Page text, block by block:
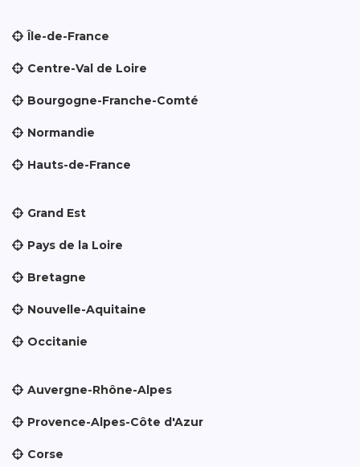
Île-de-France
Centre-Val de Loire
Bourgogne-Franche-Comté
Normandie
Hauts-de-France
Grand Est
Pays de la Loire
Bretagne
Nouvelle-Aquitaine
Occitanie
Auvergne-Rhône-Alpes
Provence-Alpes-Côte d'Azur
Corse